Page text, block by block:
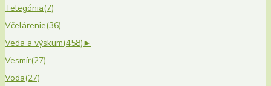
Telegónia(7)
Včelárenie(36)
Veda a výskum(458)►
Vesmír(27)
Voda(27)